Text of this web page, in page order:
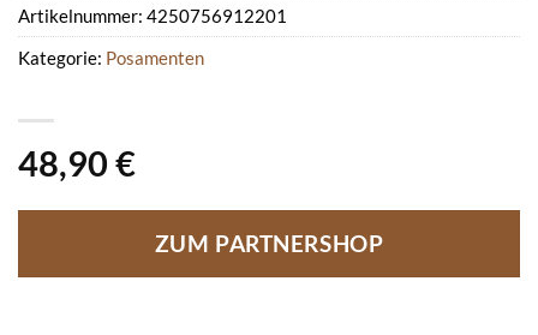
48,90 €
ZUM PARTNERSHOP
Artikelnummer: 4250756912201
Kategorie: Posamenten